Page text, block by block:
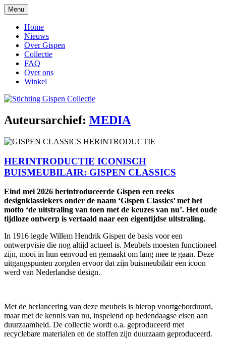
Ga
naar
inhoud
Stichting Gispen Collectie
Menu
Home
Nieuws
Over Gispen
Collectie
FAQ
Over ons
Winkel
Auteursarchief: MEDIA
HERINTRODUCTIE ICONISCH
BUISMEUBILAIR: GISPEN CLASSICS
Eind mei 2026 herintroduceerde Gispen een reeks
designklassiekers onder de naam ‘Gispen Classics’ met het
motto ‘de uitstraling van toen met de keuzes van nu’. Het oude
tijdloze ontwerp is vertaald naar een eigentijdse uitstraling.
In 1916 legde Willem Hendrik Gispen de basis voor een
ontwerpvisie die nog altijd actueel is. Meubels moesten functioneel
zijn, mooi in hun eenvoud en gemaakt om lang mee te gaan. Deze
uitgangspunten zorgden ervoor dat zijn buismeubilair een icoon
werd van Nederlandse design.
Met de herlancering van deze meubels is hierop voortgeborduurd,
maar met de kennis van nu, inspelend op hedendaagse eisen aan
duurzaamheid. De collectie wordt o.a. geproduceerd met
recyclebare materialen en de stoffen zijn duurzaam geproduceerd.